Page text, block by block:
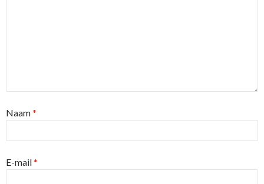
Naam*
E-mail*